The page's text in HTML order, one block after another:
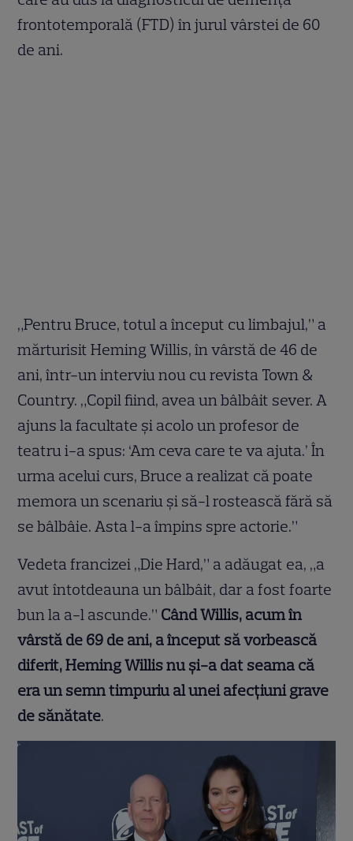
frontotemporală (FTD) în jurul vârstei de 60
de ani.
„Pentru Bruce, totul a început cu limbajul,” a
mărturisit Heming Willis, în vârstă de 46 de
ani, într-un interviu nou cu revista Town &
Country. „Copil fiind, avea un bâlbâit sever. A
ajuns la facultate și acolo un profesor de
teatru i-a spus: ‘Am ceva care te va ajuta.’ În
urma acelui curs, Bruce a realizat că poate
memora un scenariu și să-l rostească fără să
se bâlbâie. Asta l-a împins spre actorie.”
Vedeta francizei „Die Hard,” a adăugat ea, „a
avut întotdeauna un bâlbâit, dar a fost foarte
bun la a-l ascunde.” Când Willis, acum în
vârstă de 69 de ani, a început să vorbească
diferit, Heming Willis nu și-a dat seama că
era un semn timpuriu al unei afecțiuni grave
de sănătate.